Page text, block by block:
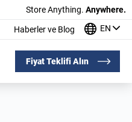
Store Anything. Anywhere.
Haberler ve Blog EN
Fiyat Teklifi Alın